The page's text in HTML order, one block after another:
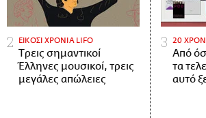
ΕΙΚΟΣΙ ΧΡΟΝΙΑ LIFO
Tρεις σημαντικοί
Έλληνες μουσικοί, τρεις
μεγάλες απώλειες
20
Από
τα
αυτό